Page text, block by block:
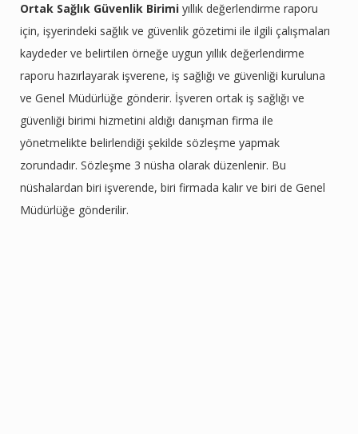
Ortak Sağlık Güvenlik Birimi yıllık değerlendirme raporu
için, işyerindeki sağlık ve güvenlik gözetimi ile ilgili çalışmaları
kaydeder ve belirtilen örneğe uygun yıllık değerlendirme
raporu hazırlayarak işverene, iş sağlığı ve güvenliği kuruluna
ve Genel Müdürlüğe gönderir. İşveren ortak iş sağlığı ve
güvenliği birimi hizmetini aldığı danışman firma ile
yönetmelikte belirlendiği şekilde sözleşme yapmak
zorundadır. Sözleşme 3 nüsha olarak düzenlenir. Bu
nüshalardan biri işverende, biri firmada kalır ve biri de Genel
Müdürlüğe gönderilir.